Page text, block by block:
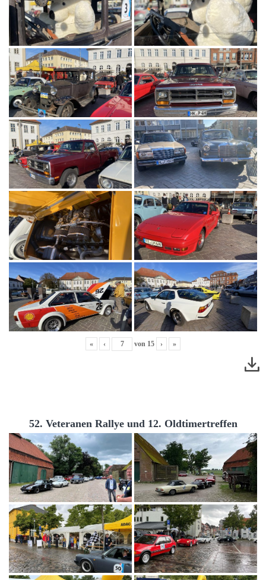
« ‹ von 15 › »
52. Veteranen Rallye und 12. Oldtimertreffen